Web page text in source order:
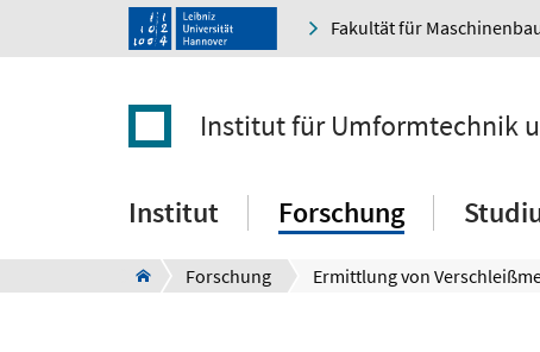
Fakultät für
Institut für Umformtechnik
Institut Forschung
Forschung